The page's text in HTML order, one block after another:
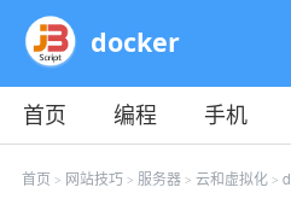
docker
首页 编程 手机
教程
平面 服务器
首页 > 网站技巧 > 服务器> 云和虚拟化>